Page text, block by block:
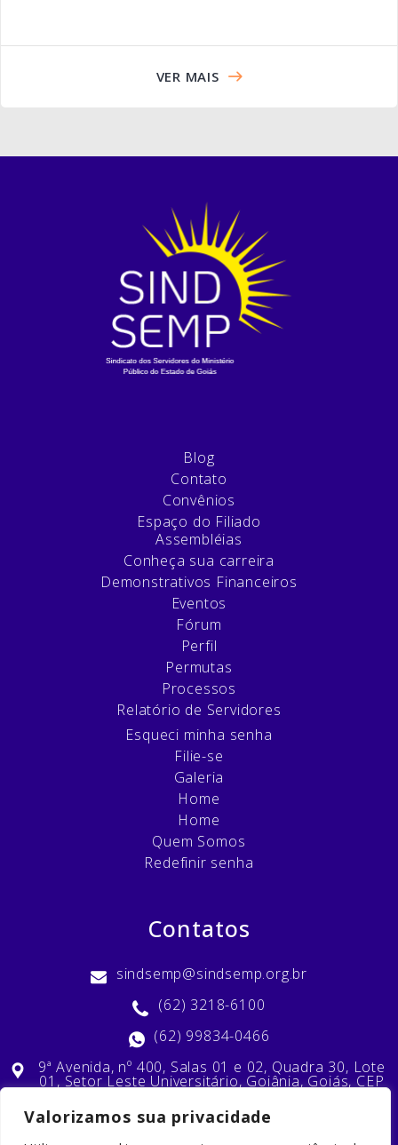
Valorizamos sua privacidade
VER MAIS
Blog
Contato
Convênios
Espaço do Filiado
Assembléias
Conheça sua carreira
Demonstrativos Financeiros
Eventos
Fórum
Perfil
Permutas
Processos
Relatório de Servidores
Esqueci minha senha
Filie-se
Galeria
Home
Home
Quem Somos
Redefinir senha
Contatos
sindsemp@sindsemp.org.br
(62) 3218-6100
(62) 99834-0466
9ª Avenida, nº 400, Salas 01 e 02, Quadra 30, Lote
01, Setor Leste Universitário, Goiânia, Goiás, CEP